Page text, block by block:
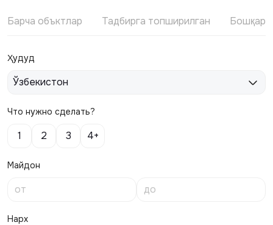
Барча объктлар Тадбирга топширилган
Ҳудуд
Ўзбекистон
Что нужно сделать?
1 2 3 4+
Майдон
Нарх